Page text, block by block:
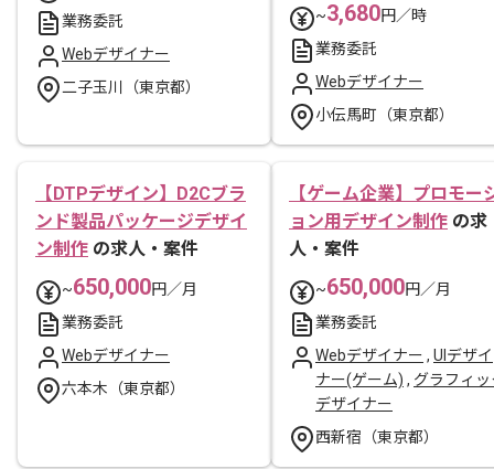
業務委託
Webデザイナー
二子玉川（東京都）
~3,680円／時
業務委託
Webデザイナー
小伝馬町（東京都）
【DTPデザイン】D2Cブラ
ンド製品パッケージデザイ
ン制作 の求人・案件
~650,000円／月
業務委託
Webデザイナー
六本木（東京都）
【ゲーム企業】プロモー
ョン用デザイン制作 の求
人・案件
~650,000円／月
業務委託
Webデザイナー , UIデザイ
ナー(ゲーム) , グラフィッ
デザイナー
西新宿（東京都）